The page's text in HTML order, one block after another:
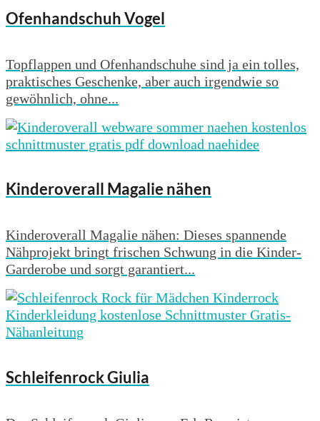
Ofenhandschuh Vogel
Topflappen und Ofenhandschuhe sind ja ein tolles,
praktisches Geschenke, aber auch irgendwie so
gewöhnlich, ohne...
Kinderoverall Magalie nähen
Kinderoverall Magalie nähen: Dieses spannende
Nähprojekt bringt frischen Schwung in die Kinder-
Garderobe und sorgt garantiert...
Schleifenrock Giulia